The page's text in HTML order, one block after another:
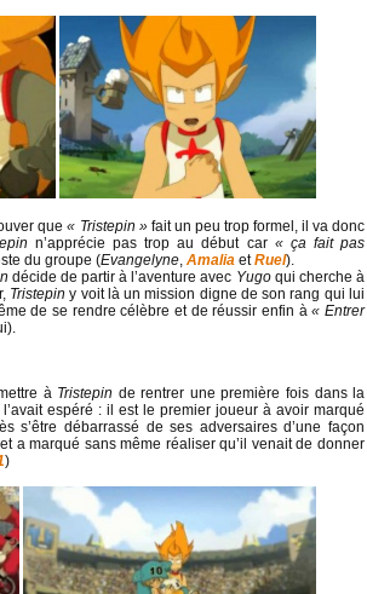
que« Tristepin » fait un peu trop formel, il va donc
n’apprécie pas trop au début car « ça fait pas
du groupe (Evangelyne, Amalia etRuel).
décide de partir à l’aventure avec Yugo qui cherche à
Tristepiny voit là un mission digne de son rang qui lui
de se rendre célèbre et de réussir enfin à« Entrer
à Tristepin de rentrer une première fois dans la
espéré : il est le premier joueur à avoir marqué
s’être débarrassé de ses adversaires d’une façon
a marqué sans même réaliser qu’il venait de donner
)